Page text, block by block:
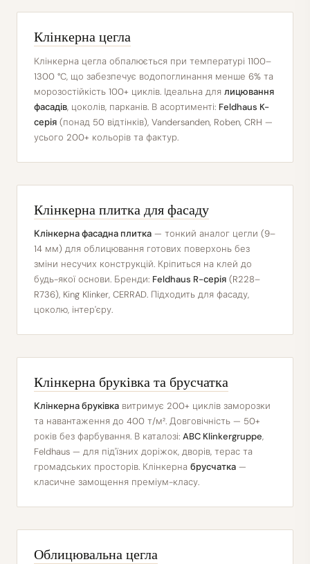
Клінкерна цегла
Клінкерна цегла обпалюється при температурі 1100–
1300 °C, що забезпечує водопоглинання менше 6% та
морозостійкість 100+ циклів. Ідеальна для лицювання
фасадів, цоколів, парканів. В асортименті: Feldhaus K-
серія (понад 50 відтінків), Vandersanden, Roben, CRH —
усього 200+ кольорів та фактур.
Клінкерна плитка для фасаду
Клінкерна фасадна плитка — тонкий аналог цегли (9–
14 мм) для облицювання готових поверхонь без
зміни несучих конструкцій. Кріпиться на клей до
будь-якої основи. Бренди: Feldhaus R-серія (R228–
R736), King Klinker, CERRAD. Підходить для фасаду,
цоколю, інтер'єру.
Клінкерна бруківка та брусчатка
Клінкерна бруківка витримує 200+ циклів заморозки
та навантаження до 400 т/м². Довговічність — 50+
років без фарбування. В каталозі: ABC Klinkergruppe,
Feldhaus — для під'їзних доріжок, дворів, терас та
громадських просторів. Клінкерна брусчатка —
класичне замощення преміум-класу.
Облицювальна цегла